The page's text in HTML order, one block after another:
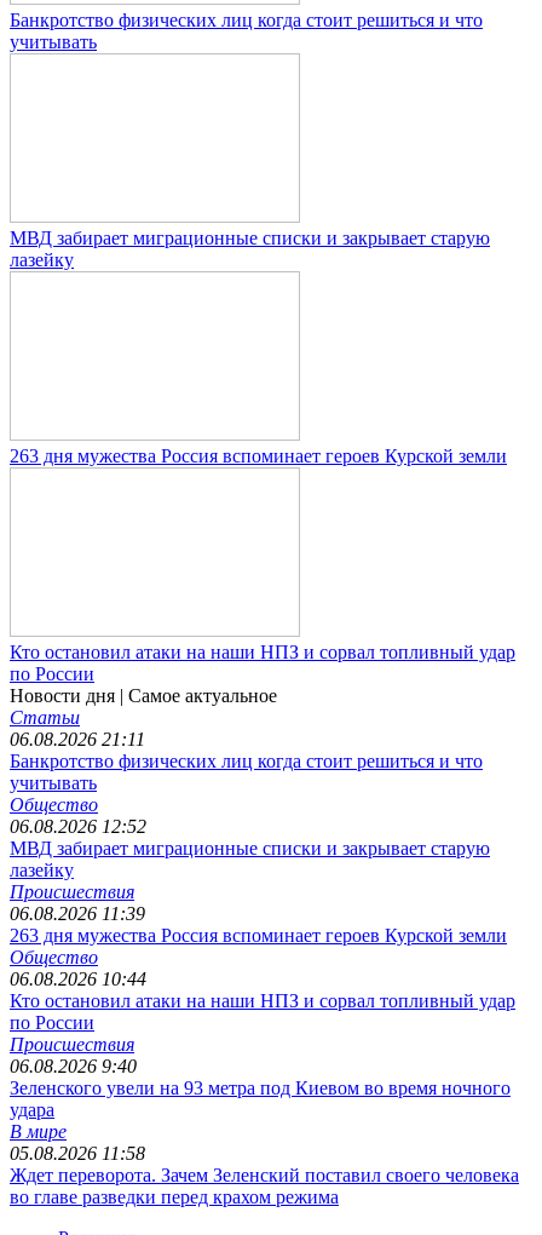
Банкротство физических лиц когда стоит решиться и что
учитывать
МВД забирает миграционные списки и закрывает старую
лазейку
263 дня мужества Россия вспоминает героев Курской земли
Кто остановил атаки на наши НПЗ и сорвал топливный удар
по России
Новости дня | Самое актуальное
Статьи
06.08.2026 21:11
Банкротство физических лиц когда стоит решиться и что
учитывать
Общество
06.08.2026 12:52
МВД забирает миграционные списки и закрывает старую
лазейку
Происшествия
06.08.2026 11:39
263 дня мужества Россия вспоминает героев Курской земли
Общество
06.08.2026 10:44
Кто остановил атаки на наши НПЗ и сорвал топливный удар
по России
Происшествия
06.08.2026 9:40
Зеленского увели на 93 метра под Киевом во время ночного
удара
В мире
05.08.2026 11:58
Ждет переворота. Зачем Зеленский поставил своего человека
во главе разведки перед крахом режима